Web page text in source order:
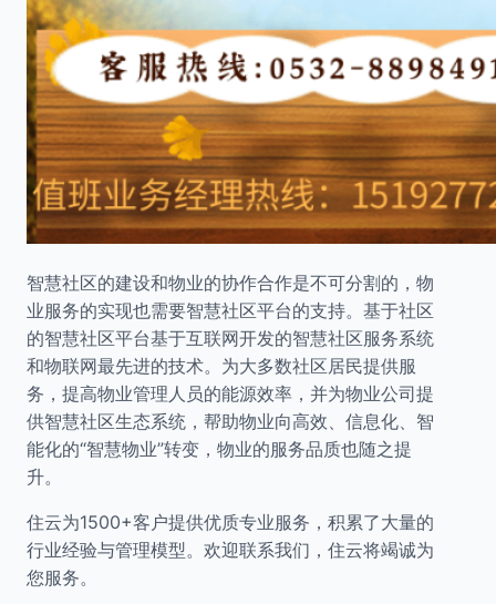
智慧社区的建设和物业的协作合作是不可分割的，物
业服务的实现也需要智慧社区平台的支持。基于社区
的智慧社区平台基于互联网开发的智慧社区服务系统
和物联网最先进的技术。为大多数社区居民提供服
务，提高物业管理人员的能源效率，并为物业公司提
供智慧社区生态系统，帮助物业向高效、信息化、智
能化的“智慧物业”转变，物业的服务品质也随之提
升。
住云为1500+客户提供优质专业服务，积累了大量的
行业经验与管理模型。欢迎联系我们，住云将竭诚为
您服务。